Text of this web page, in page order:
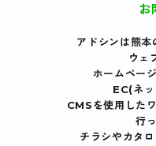
お
アドシンは熊本
ウェ
ホームペー
EC(ネッ
CMSを使用した
行
チラシやカタ